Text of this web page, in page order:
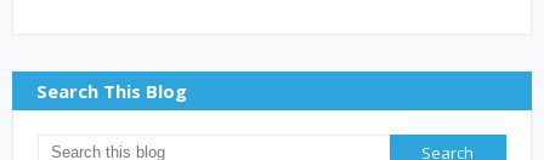
Search This Blog